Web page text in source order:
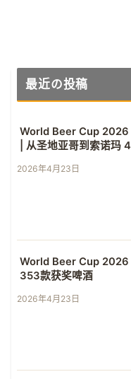
最近の投稿
World Beer Cup 2026
| 从圣地亚哥到索诺玛
2026年4月23日
World Beer Cup 2026
353款获奖啤酒
2026年4月23日